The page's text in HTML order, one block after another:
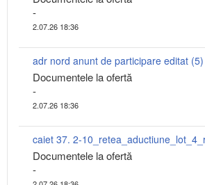
-
2.07.26 18:36
adr nord anunt de participare editat
Documentele la ofertă
-
2.07.26 18:36
Documentele la ofertă
-